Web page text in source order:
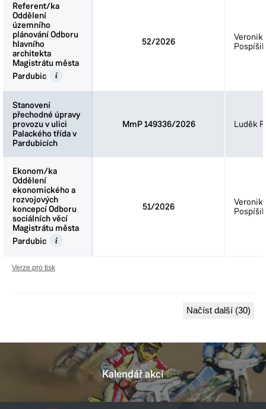
Referent/ka
Oddělení
územního
plánování Odboru
hlavního
architekta
Magistrátu města
Pardubic
52/2026
Stanovení
přechodné úpravy
provozu v ulici
Palackého třída v
Pardubicích
MmP 149336/2026 Luděk
Ekonom/ka
Oddělení
ekonomického a
rozvojových
koncepcí Odboru
sociálních věcí
Magistrátu města
Pardubic
51/2026
Referent/ka
Oddělení
územního
plánování Odboru
hlavního
architekta
Magistrátu města
Pardubic
Stanovení
přechodné úpravy
provozu v ulici
Palackého třída v
Pardubicích
Ekonom/ka
Oddělení
ekonomického a
rozvojových
koncepcí Odboru
sociálních věcí
Magistrátu města
Pardubic
Verze pro tisk
Načíst další (30)
Kalendář akcí